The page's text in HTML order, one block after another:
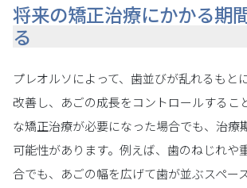
将来の矯正治療にかかる期
る
プレオルソによって、歯並びが乱れるもと
改善し、あごの成長をコントロールするこ
な矯正治療が必要になった場合でも、治療
可能性があります。例えば、歯のねじれや
合でも、あごの幅を広げて歯が並ぶスペー